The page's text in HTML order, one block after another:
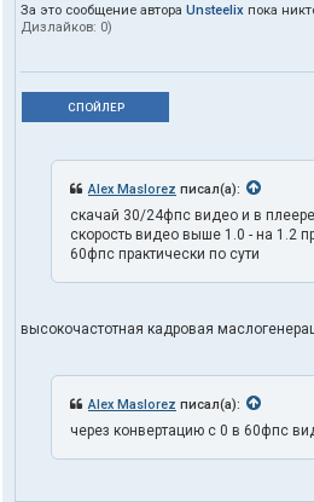
За это сообщение автора Unsteelix пока
Дизлайков: 0)
СПОЙЛЕР
Alex Maslorez писал(а):
скачай 30/24фпс видео и в
скорость видео выше 1.0 - на 1.2
60фпс практически по сути
высокочастотная кадровая
Alex Maslorez писал(а):
через конвертацию с 0 в 60фпс